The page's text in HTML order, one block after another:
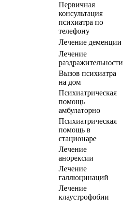
Первичная
консультация
психиатра по
телефону
Лечение деменции
Лечение
раздражительности
Вызов психиатра
на дом
Психиатрическая
помощь
амбулаторно
Психиатрическая
помощь в
стационаре
Лечение
анорексии
Лечение
галлюцинаций
Лечение
клаустрофобии